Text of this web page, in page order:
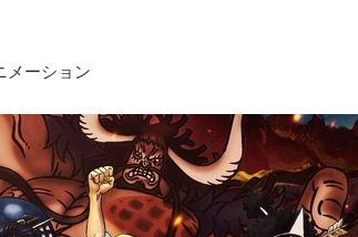
メーション